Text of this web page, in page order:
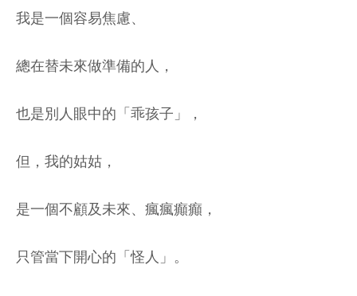
我是一個容易焦慮、
總在替未來做準備的人，
也是別人眼中的「乖孩子」，
但，我的姑姑，
是一個不顧及未來、瘋瘋癲癲，
只管當下開心的「怪人」。